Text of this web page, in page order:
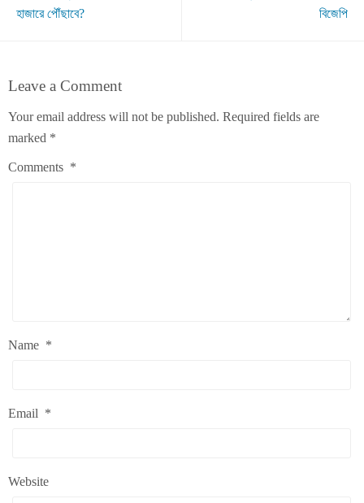
হাজারে পৌঁছাবে?
বিজেপি
Leave a Comment
Your email address will not be published. Required fields are
marked *
Comments *
Name *
Email *
Website